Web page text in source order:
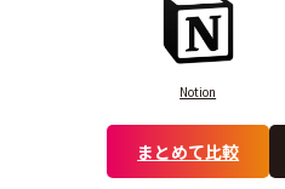
Notion
まとめて比較